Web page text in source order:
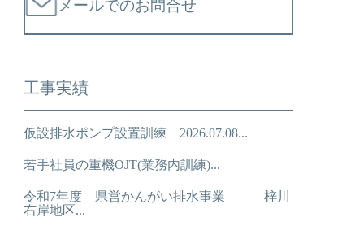
メールでのお問合せ
工事実績
仮設排水ポンプ設置訓練 2026.07.08...
若手社員の重機OJT(業務内訓練)...
令和7年度 県営かんがい排水事業 梓川
右岸地区...